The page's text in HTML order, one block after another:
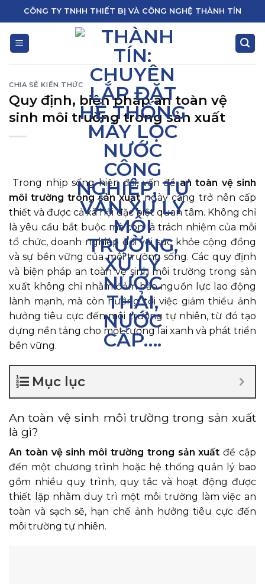
to
content
CÔNG TY TNHH THIẾT BỊ VÀ CÔNG NGHỆ THÀNH TÍN
CHIA SẺ KIẾN THỨC
Quy định, biện pháp an toàn vệ
sinh môi trường trong sản xuất
Trong nhịp sống hiện đại, vấn đềan toàn vệ sinh
môi trường trong sản xuấtngày càng trở nên cấp
thiết và được cả xã hội đặc biệt quan tâm. Không chỉ
là yêu cầu bắt buộc mà còn là trách nhiệm của mỗi
tổ chức, doanh nghiệp đối với sức khỏe cộng đồng
và sự bền vững của môi trường sống. Các quy định
và biện pháp an toàn vệ sinh môi trường trong sản
xuất không chỉ nhằm đảm bảo nguồn lực lao động
lành mạnh, mà còn hướng tới việc giảm thiểu ảnh
hưởng tiêu cực đến môi trường tự nhiên, từ đó tạo
dựng nền tảng cho một tương lai xanh và phát triển
bền vững.
Mục lục
An toàn vệ sinh môi trường trong sản xuất
là gì?
An toàn vệ sinh môi trường trong sản xuất đề cập
đến một chương trình hoặc hệ thống quản lý bao
gồm nhiều quy trình, quy tắc và hoạt động được
thiết lập nhằm duy trì một môi trường làm việc an
toàn và sạch sẽ, hạn chế ảnh hưởng tiêu cực đến
môi trường tự nhiên.